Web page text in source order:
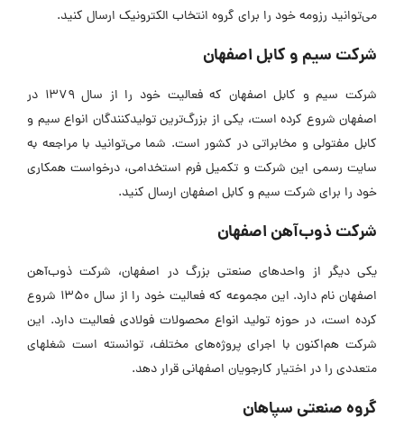
می‌توانید رزومه خود را برای گروه انتخاب الکترونیک ارسال کنید.
شرکت سیم و کابل اصفهان
شرکت سیم و کابل اصفهان که فعالیت خود را از سال 1379 در
اصفهان شروع کرده است، یکی از بزرگ‌ترین تولیدکنندگان انواع سیم و
کابل مفتولی و مخابراتی در کشور است. شما می‌توانید با مراجعه به
سایت رسمی این شرکت و تکمیل فرم استخدامی، درخواست همکاری
خود را برای شرکت سیم و کابل اصفهان ارسال کنید.
شرکت ذوب‌آهن اصفهان
یکی دیگر از واحدهای صنعتی بزرگ در اصفهان، شرکت ذوب‌آهن
اصفهان نام دارد. این مجموعه که فعالیت خود را از سال 1350 شروع
کرده است، در حوزه تولید انواع محصولات فولادی فعالیت دارد. این
شرکت هم‌اکنون با اجرای پروژه‌های مختلف، توانسته است شغلهای
متعددی را در اختیار کارجویان اصفهانی قرار دهد.
گروه صنعتی سپاهان